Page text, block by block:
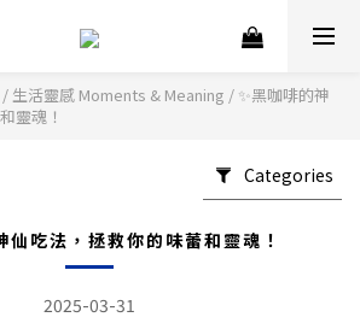
/ 生活靈感 Moments & Meaning / ✨黑咖啡的神
靈魂！
Categories
仙吃法，拯救你的味蕾和靈魂！
2025-03-31